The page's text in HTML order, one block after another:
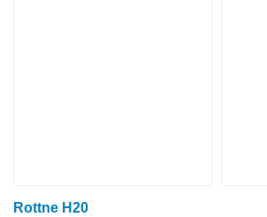
Rottne H20